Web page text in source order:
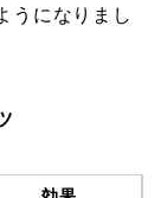
うになりまし